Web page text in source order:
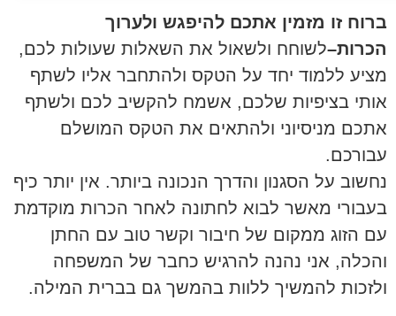
ברוח זו מזמין אתכם להיפגש ולערוך
הכרות–לשוחח ולשאול את השאלות שעולות לכם,
מציע ללמוד יחד על הטקס ולהתחבר אליו לשתף
אותי בציפיות שלכם, אשמח להקשיב לכם ולשתף
אתכם מניסיוני ולהתאים את הטקס המושלם
עבורכם.
נחשוב על הסגנון והדרך הנכונה ביותר. אין יותר כיף
בעבורי מאשר לבוא לחתונה לאחר הכרות מוקדמת
עם הזוג ממקום של חיבור וקשר טוב עם החתן
והכלה, אני נהנה להרגיש כחבר של המשפחה
ולזכות להמשיך ללוות בהמשך גם בברית המילה.